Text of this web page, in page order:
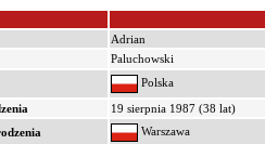
Adrian
Paluchowski
Polska
19 sierpnia 1987 (38 lat)
Warszawa